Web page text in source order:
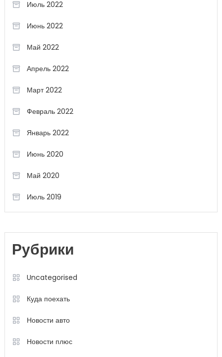
Июль 2022
Июнь 2022
Май 2022
Апрель 2022
Март 2022
Февраль 2022
Январь 2022
Июнь 2020
Май 2020
Июль 2019
Рубрики
Uncategorised
Куда поехать
Новости авто
Новости плюс